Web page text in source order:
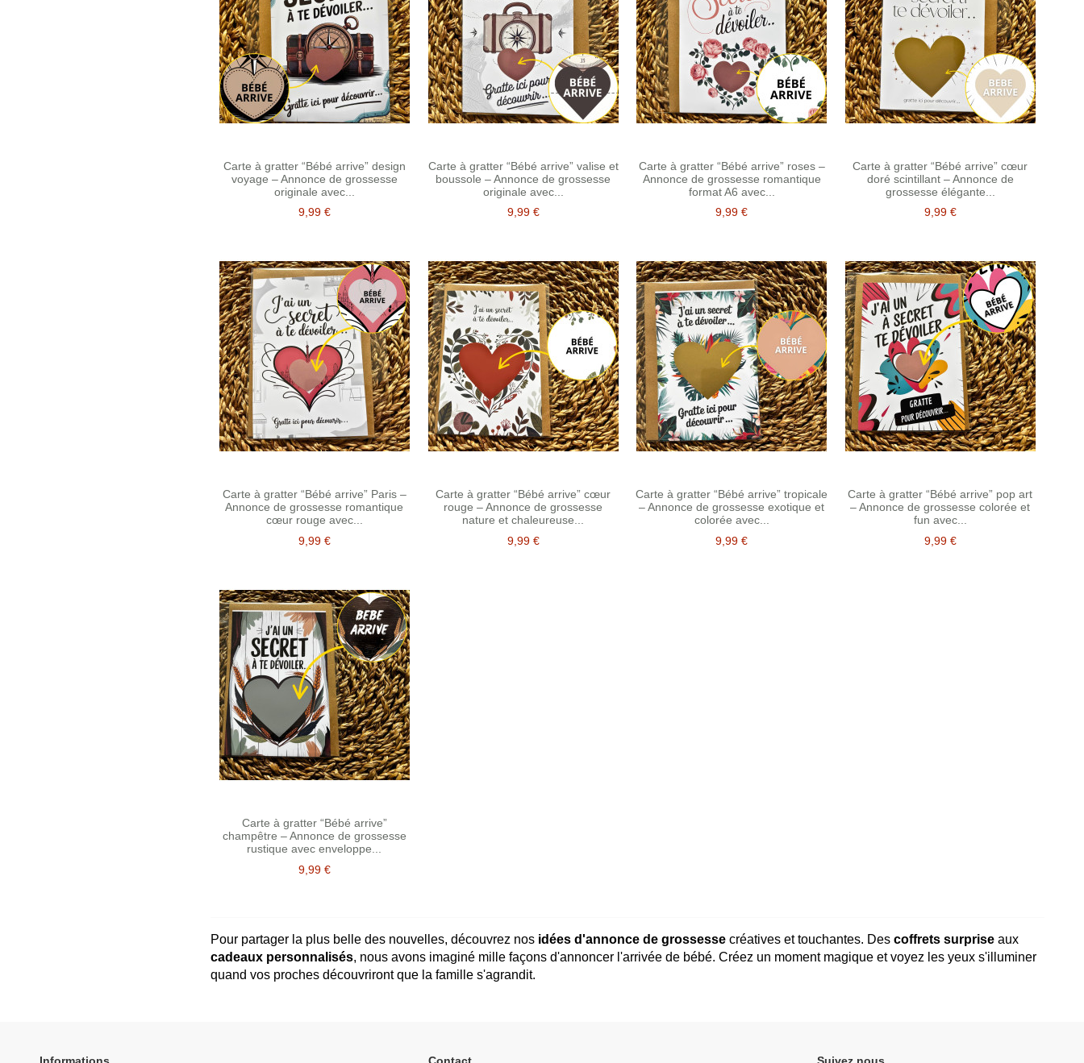
Carte à gratter “Bébé arrive” design
voyage – Annonce de grossesse
originale avec...
9,99 €
Carte à gratter “Bébé arrive” valise et
boussole – Annonce de grossesse
originale avec...
9,99 €
Carte à gratter “Bébé arrive” roses –
Annonce de grossesse romantique
format A6 avec...
9,99 €
Carte à gratter “Bébé arrive” cœur
doré scintillant – Annonce de
grossesse élégante...
9,99 €
Carte à gratter “Bébé arrive” Paris –
Annonce de grossesse romantique
cœur rouge avec...
9,99 €
Carte à gratter “Bébé arrive” cœur
rouge – Annonce de grossesse
nature et chaleureuse...
9,99 €
Carte à gratter “Bébé arrive” tropicale
– Annonce de grossesse exotique et
colorée avec...
9,99 €
Carte à gratter “Bébé arrive” pop art
– Annonce de grossesse colorée et
fun avec...
9,99 €
Carte à gratter “Bébé arrive”
champêtre – Annonce de grossesse
rustique avec enveloppe...
9,99 €
Pour partager la plus belle des nouvelles, découvrez nos idées d'annonce de grossessecréatives et touchantes. Des coffrets surpriseaux
cadeaux personnalisés, nous avons imaginé mille façons d'annoncer l'arrivée de bébé. Créez un moment magique et voyez les yeux s'illuminer
quand vos proches découvriront que la famille s'agrandit.